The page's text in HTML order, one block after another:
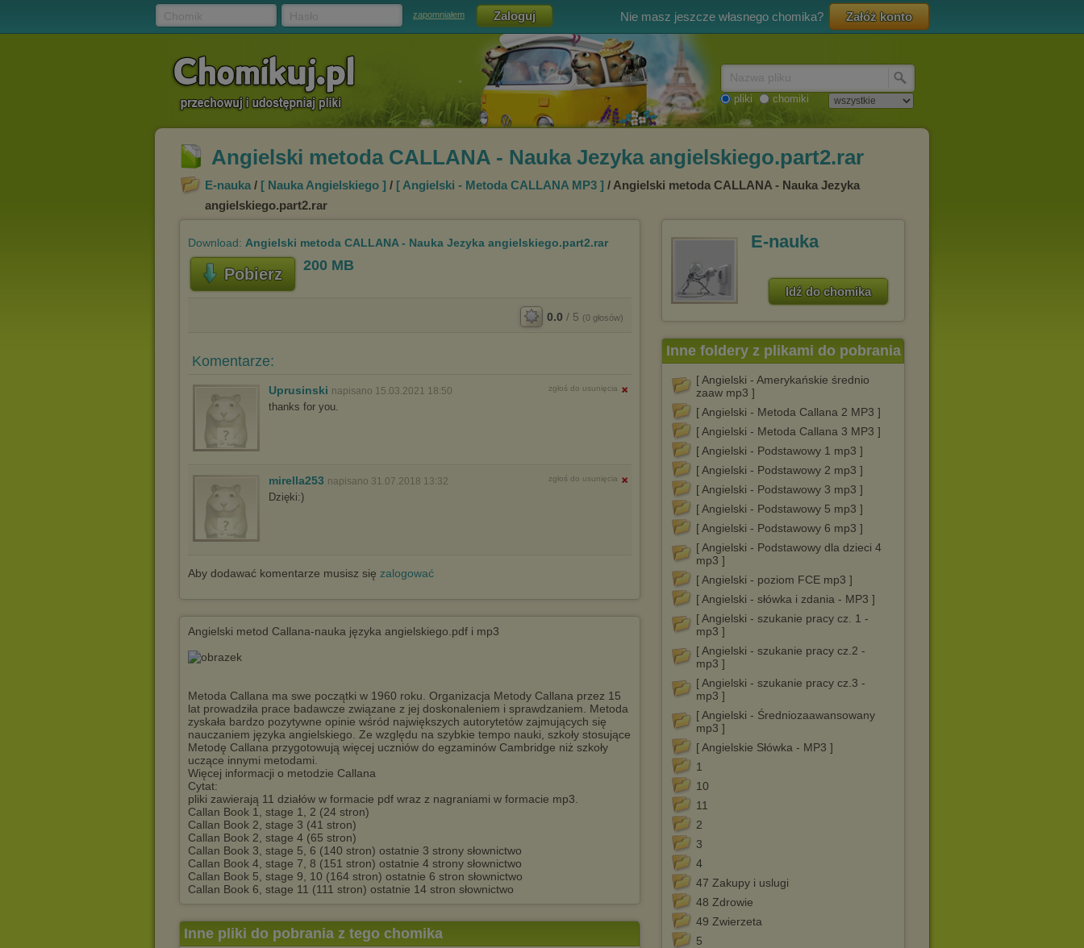
zapomniałem Nie masz jeszcze własnego chomika? Załóż konto
pliki chomiki
Angielski metoda CALLANA - Nauka Jezyka angielskiego.part2.rar
E-nauka / [ Nauka Angielskiego ] / [ Angielski - Metoda CALLANA MP3 ] / Angielski metoda CALLANA - Nauka Jezyka
angielskiego.part2.rar
Download: Angielski metoda CALLANA - Nauka Jezyka angielskiego.part2.rar
Pobierz 200 MB
0.0 / 5 (0 głosów)
Komentarze:
Uprusinski napisano 15.03.2021 18:50 zgłoś do usunięcia
thanks for you.
mirella253 napisano 31.07.2018 13:32 zgłoś do usunięcia
Dzięki:)
Aby dodawać komentarze musisz się zalogować
E-nauka
Idź do chomika
Inne foldery z plikami do pobrania
[ Angielski - Amerykańskie średnio
zaaw mp3 ]
[ Angielski - Metoda Callana 2 MP3 ]
[ Angielski - Metoda Callana 3 MP3 ]
[ Angielski - Podstawowy 1 mp3 ]
[ Angielski - Podstawowy 2 mp3 ]
[ Angielski - Podstawowy 3 mp3 ]
[ Angielski - Podstawowy 5 mp3 ]
[ Angielski - Podstawowy 6 mp3 ]
[ Angielski - Podstawowy dla dzieci 4
mp3 ]
[ Angielski - poziom FCE mp3 ]
[ Angielski - słówka i zdania - MP3 ]
[ Angielski - szukanie pracy cz. 1 -
mp3 ]
[ Angielski - szukanie pracy cz.2 -
mp3 ]
[ Angielski - szukanie pracy cz.3 -
mp3 ]
[ Angielski - Średniozaawansowany
mp3 ]
[ Angielskie Słówka - MP3 ]
1
10
11
2
3
4
47 Zakupy i uslugi
48 Zdrowie
49 Zwierzeta
5
Angielski metod Callana-nauka języka angielskiego.pdf i mp3
Metoda Callana ma swe początki w 1960 roku. Organizacja Metody Callana przez 15
lat prowadziła prace badawcze związane z jej doskonaleniem i sprawdzaniem. Metoda
zyskała bardzo pozytywne opinie wśród największych autorytetów zajmujących się
nauczaniem języka angielskiego. Ze względu na szybkie tempo nauki, szkoły stosujące
Metodę Callana przygotowują więcej uczniów do egzaminów Cambridge niż szkoły
uczące innymi metodami.
Więcej informacji o metodzie Callana
Cytat:
pliki zawierają 11 działów w formacie pdf wraz z nagraniami w formacie mp3.
Callan Book 1, stage 1, 2 (24 stron)
Callan Book 2, stage 3 (41 stron)
Callan Book 2, stage 4 (65 stron)
Callan Book 3, stage 5, 6 (140 stron) ostatnie 3 strony słownictwo
Callan Book 4, stage 7, 8 (151 stron) ostatnie 4 strony słownictwo
Callan Book 5, stage 9, 10 (164 stron) ostatnie 6 stron słownictwo
Callan Book 6, stage 11 (111 stron) ostatnie 14 stron słownictwo
Inne pliki do pobrania z tego chomika